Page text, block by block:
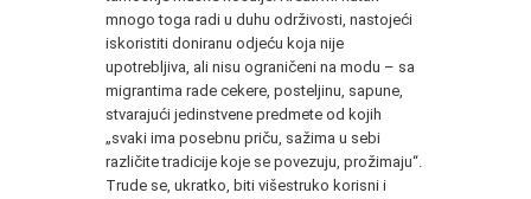
mnogo toga radi u duhu održivosti, nastojeći
iskoristiti doniranu odjeću koja nije
upotrebljiva, ali nisu ograničeni na modu – sa
migrantima rade cekere, posteljinu, sapune,
stvarajući jedinstvene predmete od kojih
„svaki ima posebnu priču, sažima u sebi
različite tradicije koje se povezuju, prožimaju“.
Trude se, ukratko, biti višestruko korisni i